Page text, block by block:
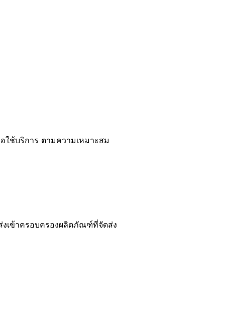
ช้บริการ ตามความเหมาะสม
เข้าครอบครองผลิตภัณฑ์ที่จัดส่ง